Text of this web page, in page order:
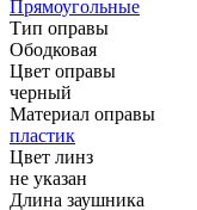
Прямоугольные
Тип оправы
Ободковая
Цвет оправы
черный
Материал оправы
пластик
Цвет линз
не указан
Длина заушника